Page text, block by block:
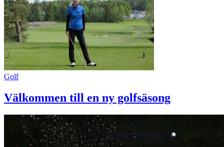
Golf
Välkommen till en ny golfsäsong